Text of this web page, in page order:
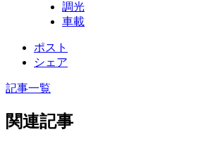
調光
車載
ポスト
シェア
記事一覧
関連記事